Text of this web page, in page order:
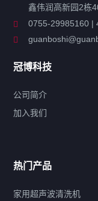
工业超声波清洗设
特种超声波洗净产
超声波配件
产品标签
鼓泡 升降 抛动
鑫伟润高新园2栋
0755-29985160 |
冠博科技
公司简介
加入我们
热门产品
家用超声波清洗机